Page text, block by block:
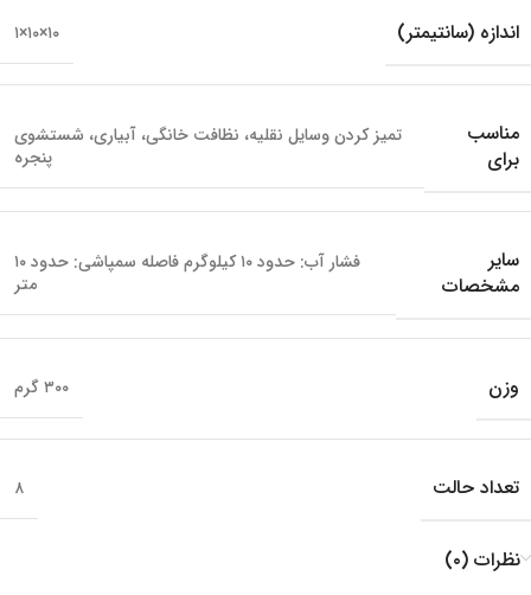
اندازه (سانتیمتر) ۱۰×۱۰×۱
مناسب
برای
تمیز کردن وسایل نقلیه، نظافت خانگی، آبیاری، شستشوی
پنجره
سایر
مشخصات
فشار آب: حدود ۱۰ کیلوگرم فاصله سمپاشی: حدود ۱۰
متر
وزن ۳۰۰ گرم
تعداد حالت ۸
نظرات (۰)